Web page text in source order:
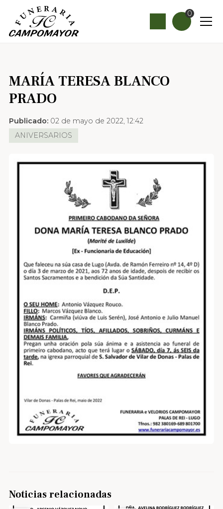
0
MARÍA TERESA BLANCO
PRADO
Publicado: 02 de mayo de 2022, 12:42
ANIVERSARIOS
Noticias relacionadas